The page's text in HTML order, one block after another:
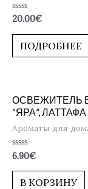
Оценка
из
20.00€
ПОДРОБНЕЕ
ОСВЕЖИТЕЛЬ
“ЯРА”,
Ароматы для
Оценка
из
6.90€
В КОРЗИНУ